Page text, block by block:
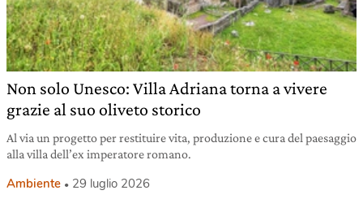
Non solo Unesco: Villa Adriana torna a vivere
grazie al suo oliveto storico
Al via un progetto per restituire vita, produzione e cura del paesaggio
alla villa dell’ex imperatore romano.
Ambiente 29 luglio 2026